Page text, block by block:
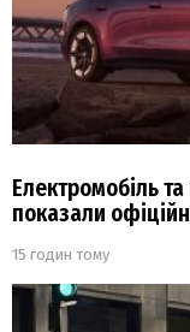
Електромобіль
показали
15 годин тому